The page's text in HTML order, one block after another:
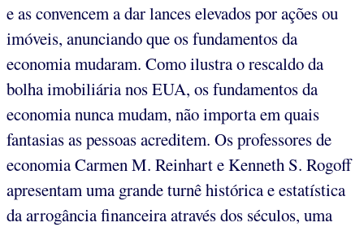
e as convencem a dar lances elevados por ações ou
imóveis, anunciando que os fundamentos da
economia mudaram. Como ilustra o rescaldo da
bolha imobiliária nos EUA, os fundamentos da
economia nunca mudam, não importa em quais
fantasias as pessoas acreditem. Os professores de
economia Carmen M. Reinhart e Kenneth S. Rogoff
apresentam uma grande turnê histórica e estatística
da arrogância financeira através dos séculos, uma